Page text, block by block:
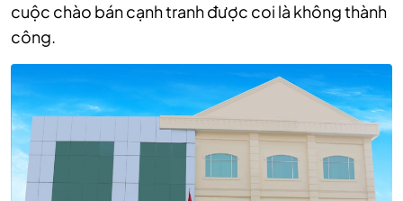
cuộc chào bán cạnh tranh được coi là không thành
công.